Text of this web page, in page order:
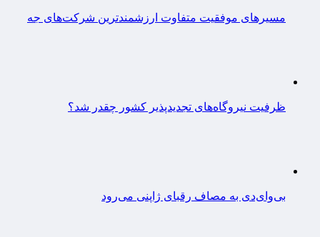
مسیرهای موفقیت متفاوت ارزشمندترین شرکت‌های جه
ظرفیت نیروگاه‌های تجدیدپذیر کشور چقدر شد؟
بی‌وای‌دی به مصاف رقبای ژاپنی می‌رود